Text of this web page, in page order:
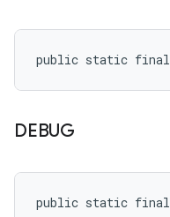
public static final
DEBUG
public static final